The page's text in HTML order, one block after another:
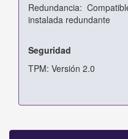
Redundancia:
instalada redundante
Seguridad
TPM: Versión 2.0